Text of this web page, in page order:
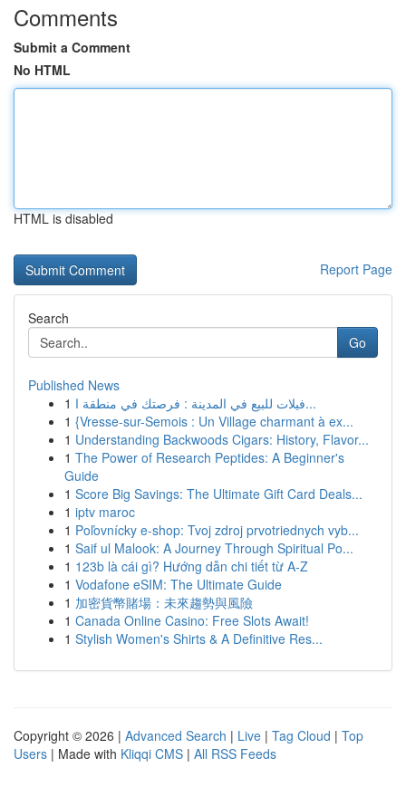
Comments
Submit a Comment
No HTML
HTML is disabled
Report Page
Search
Go
Published News
1
فيلات للبيع في المدينة : فرصتك في منطقة ا...
1 {Vresse-sur-Semois : Un Village charmant à ex...
1 Understanding Backwoods Cigars: History, Flavor...
1 The Power of Research Peptides: A Beginner's
Guide
1 Score Big Savings: The Ultimate Gift Card Deals...
1 iptv maroc
1 Poľovnícky e-shop: Tvoj zdroj prvotriednych vyb...
1 Saif ul Malook: A Journey Through Spiritual Po...
1 123b là cái gì? Hướng dẫn chi tiết từ A-Z
1 Vodafone eSIM: The Ultimate Guide
1 加密貨幣賭場：未來趨勢與風險
1 Canada Online Casino: Free Slots Await!
1 Stylish Women's Shirts & A Definitive Res...
Copyright © 2026 | Advanced Search | Live | Tag Cloud | Top
Users | Made with Kliqqi CMS | All RSS Feeds